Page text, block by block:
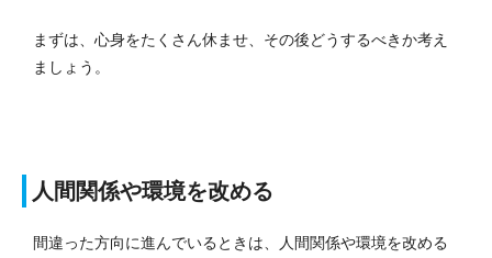
まずは、心身をたくさん休ませ、その後どうするべきか考え
ましょう。
人間関係や環境を改める
間違った方向に進んでいるときは、人間関係や環境を改める